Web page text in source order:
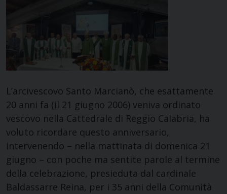
L’arcivescovo Santo Marcianò, che esattamente
20 anni fa (il 21 giugno 2006) veniva ordinato
vescovo nella Cattedrale di Reggio Calabria, ha
voluto ricordare questo anniversario,
intervenendo – nella mattinata di domenica 21
giugno – con poche ma sentite parole al termine
della celebrazione, presieduta dal cardinale
Baldassarre Reina, per i 35 anni della Comunità